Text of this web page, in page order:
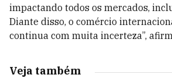
impactando todos os mercados,
Diante disso, o comércio
continua com muita incerteza”,
Veja também